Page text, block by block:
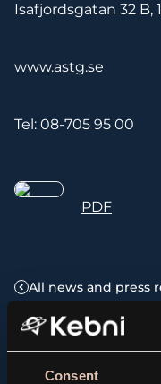
Consent
Isafjordsgatan 32 B,
Tel: 08-705 95 00
PDF
All news and press
Related news